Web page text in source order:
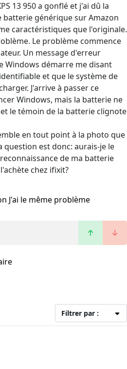
13 950 a gonflé et j'ai dû la
batterie générique sur Amazon
caractéristiques que l'originale.
Le problème commence
Un message d'erreur
Windows démarre me disant
et que le système de
J'arrive à passer ce
Windows, mais la batterie ne
le témoin de la batterie clignote
en tout point à la photo que
question est donc: aurais-je le
de ma batterie
chez ifixit?
J'ai le même problème
Filtrer par :